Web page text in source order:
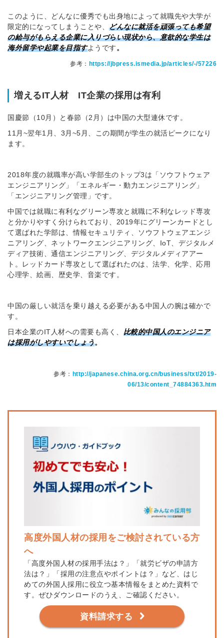
このように、どんなに優秀でも出身地によって就職先や大学が
限定的になってしまうことや、 どんなに就活を頑張っても希望
の給与がもらえる企業に入りづらい現状から、意欲的な学生は
海外留学や起業を目指すようです。
参考： https://jbpress.ismedia.jp/articles/-/57226
増えるIT人材 IT企業の採用は有利
国慶節（10月）と春節（2月）は中国の大型連休です。
11月~翌年1月、3月~5月、この期間が学生の就活ピークになり
ます。
2018年度の就職率が高い学部生のトップ3は「ソウフトウェア
エンジニアリング」「エネルギー・動力エンジニアリング」
「エンジニアリング管理」です。
中国では就職に有利なグリーン専攻と就職に不利なレッド専攻
と分かりやすく分けられており、2019年にグリーンカードとし
て選ばれた学部は、情報セキュリティ、ソウフトウェアエンジ
ニアリング、ネットワークエンジニアリング、IoT、デジタルメ
ディア技術、通信エンジニアリング、デジタルメディアアー
ト。レッドカード専攻として選ばれたのは、法学、化学、応用
心理学、絵画、歴史学、音楽です。
中国の厳しい就活を乗り越える必要がある中国人の腕は確かで
す。
日本企業のIT人材への需要も高く、 比較的中国人のエンジニア
は採用がしやすいでしょう。
参考： http://japanese.china.org.cn/business/txt/2019-
06/13/content_74884363.htm
高度外国人材の採用をご検討されている方
へ
「高度外国人材の採用手法は？」「就労ビザの申請方
法は？」「採用の注意点やポイントは？」など、はじ
めての外国人採用に役立つ基本情報をまとめた資料で
す。ぜひダウンロードのうえ、ご確認ください。
資料請求する